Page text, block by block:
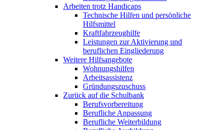
Arbeiten trotz Handicaps
Technische Hilfen und persönliche
Hilfsmittel
Kraftfahrzeughilfe
Leistungen zur Aktivierung und
beruflichen Eingliederung
Weitere Hilfsangebote
Wohnungshilfen
Arbeitsassistenz
Gründungszuschuss
Zurück auf die Schulbank
Berufsvorbereitung
Berufliche Anpassung
Berufliche Weiterbildung